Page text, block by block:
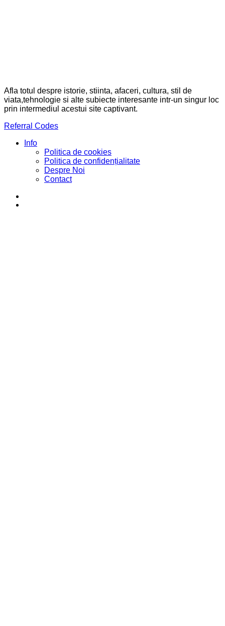
Afla totul despre istorie, stiinta, afaceri, cultura, stil de
viata,tehnologie si alte subiecte interesante intr-un singur loc
prin intermediul acestui site captivant.
Referral Codes
Info
Politica de cookies
Politica de confidențialitate
Despre Noi
Contact